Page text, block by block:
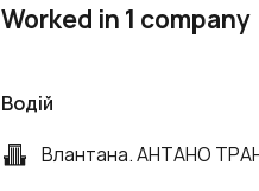
Водій
Влантана. АНТАНО
Worked in 1 company